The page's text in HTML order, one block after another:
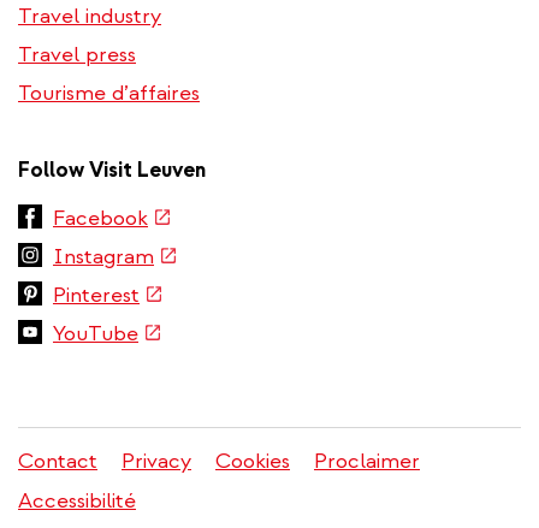
Travel industry
Travel press
Tourisme d’affaires
Follow Visit Leuven
Facebook(link
external)
Instagram (link
is
Pinterest (link
is
YouTube(link
Menu
légal
Contact Privacy Cookies
Proclaimer
Accessibilité